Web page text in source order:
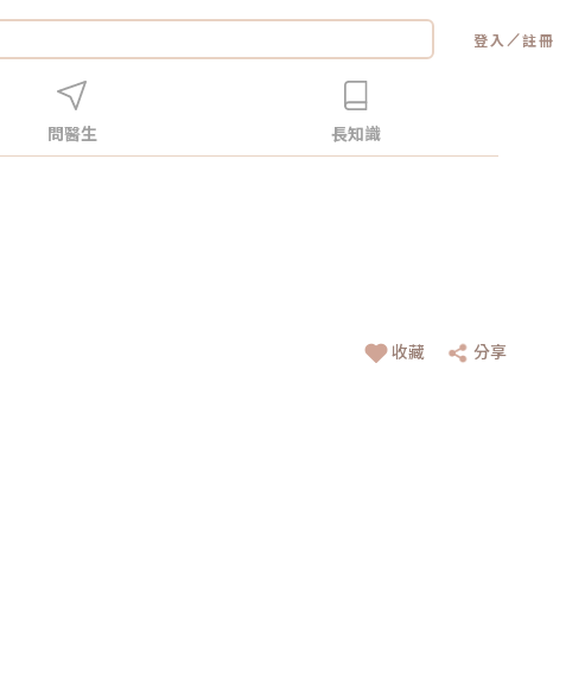
登入 ／註冊
問醫生 長知識
收藏 分享